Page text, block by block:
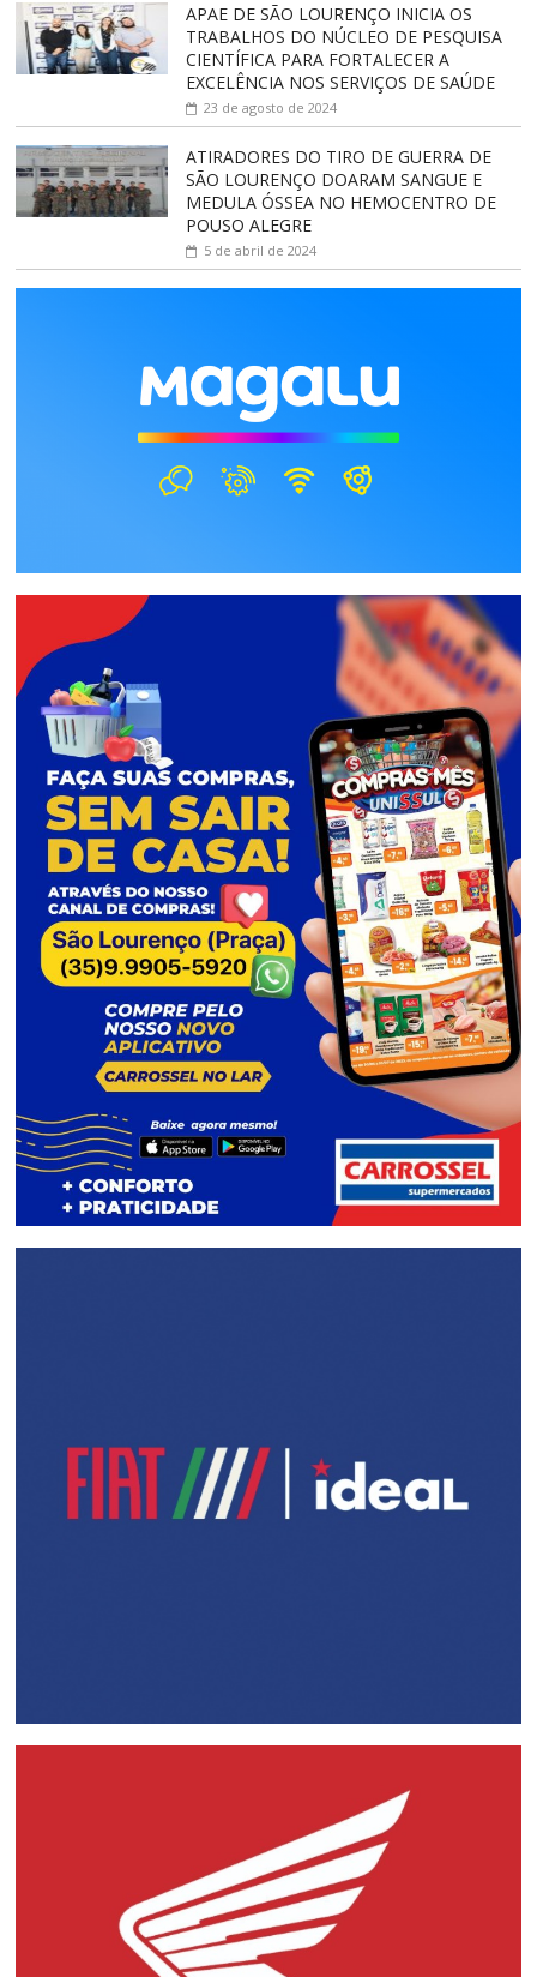
APAE DE SÃO LOURENÇO INICIA OS
TRABALHOS DO NÚCLEO DE PESQUISA
CIENTÍFICA PARA FORTALECER A
EXCELÊNCIA NOS SERVIÇOS DE SAÚDE
23 de agosto de 2024
ATIRADORES DO TIRO DE GUERRA DE
SÃO LOURENÇO DOARAM SANGUE E
MEDULA ÓSSEA NO HEMOCENTRO DE
POUSO ALEGRE
5 de abril de 2024